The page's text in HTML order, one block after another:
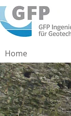
Home